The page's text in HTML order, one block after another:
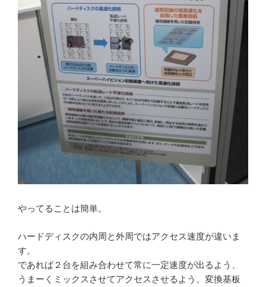
やってることは簡単。
ハードディスクの内周と外周ではアクセス速度が違いま
す。
であれば２台を組み合わせて常に一定速度が出るよう、
うまーくミックスさせてアクセスさせるよう、変換基板